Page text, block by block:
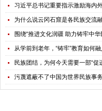
习近平总书记重要指示激励海内
女团结奋斗
为什么说云冈石窟是各民族交流
晶？
围绕“推进文化润疆 助力铸牢中
同体意识”，全国政协专题调研组
展调研
从学前到老年，“铸牢”教育如何
每个阶段？
民族团结，为何今天需要一部“促
污蔑遮蔽不了中国为世界民族事
贡献的智慧